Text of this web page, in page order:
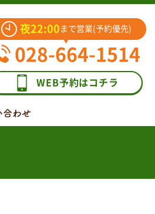
夜22:00 まで営業(予約優先)
028-664-1514
WEB予約はコチラ
合わせ